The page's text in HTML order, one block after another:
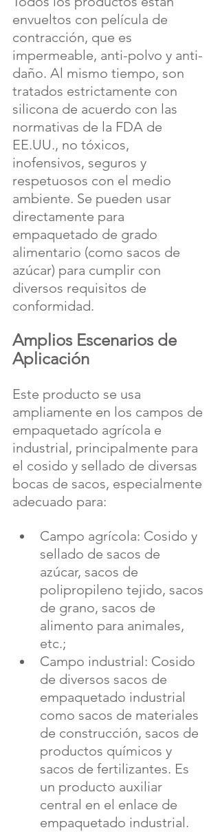
envueltos con película de
contracción, que es
impermeable, anti-polvo y anti-
daño. Al mismo tiempo, son
tratados estrictamente con
silicona de acuerdo con las
normativas de la FDA de
EE.UU., no tóxicos,
inofensivos, seguros y
respetuosos con el medio
ambiente. Se pueden usar
directamente para
empaquetado de grado
alimentario (como sacos de
azúcar) para cumplir con
diversos requisitos de
conformidad.
Amplios Escenarios de
Aplicación
Este producto se usa
ampliamente en los campos de
empaquetado agrícola e
industrial, principalmente para
el cosido y sellado de diversas
bocas de sacos, especialmente
adecuado para:
Campo agrícola: Cosido y
sellado de sacos de
azúcar, sacos de
polipropileno tejido, sacos
de grano, sacos de
alimento para animales,
etc.;
Campo industrial: Cosido
de diversos sacos de
empaquetado industrial
como sacos de materiales
de construcción, sacos de
productos químicos y
sacos de fertilizantes. Es
un producto auxiliar
central en el enlace de
empaquetado industrial.